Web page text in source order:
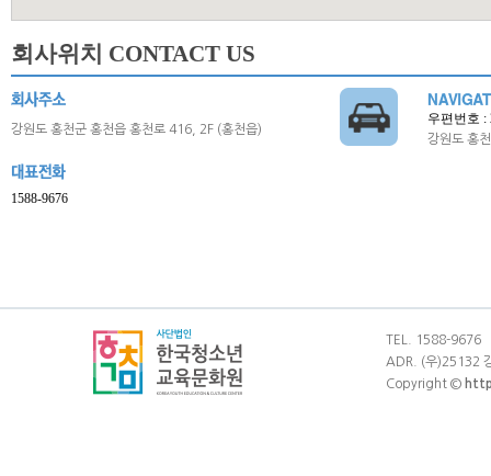
회사위치 CONTACT US
강원도 홍천군 홍천읍 홍천로 416, 2F (홍천읍)
1588-9676
우편번호 :
강원도 홍
TEL. 1588-
ADR. (우)25132
Copyright ©